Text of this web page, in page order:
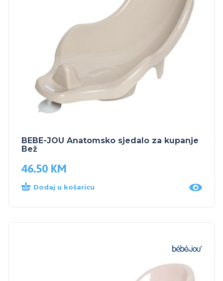
BEBE-JOU Anatomsko sjedalo za kupanje
Bež
46.50 KM
Dodaj u košaricu